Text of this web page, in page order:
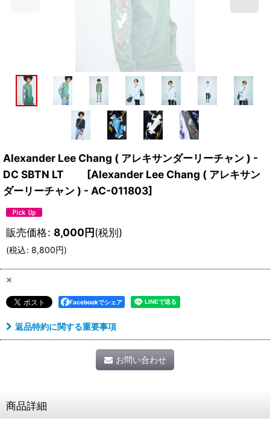
Alexander Lee Chang ( アレキサンダーリーチャン ) -
DC SBTN LT
[Alexander Lee Chang ( アレキサン
ダーリーチャン ) - AC-011803]
販売価格: 8,000円(税別)
(税込: 8,800円)
×
Facebookでシェア
返品特約に関する重要事項
お問い合わせ
商品詳細